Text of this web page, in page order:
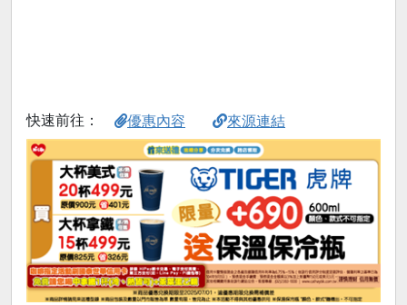
快速前往： 優惠內容 來源連結